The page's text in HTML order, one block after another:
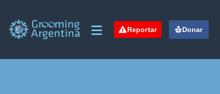
Reportar Donar